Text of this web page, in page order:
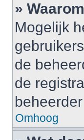
»
Mogelijk
de
de
Omhoog